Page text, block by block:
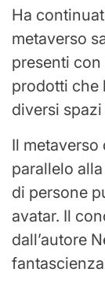
Ha
metaverso
presenti con
prodotti che
diversi spazi
Il
parallelo
di persone
avatar. Il
dall’autore